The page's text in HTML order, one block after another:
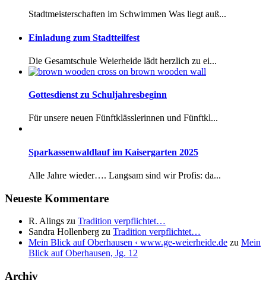
Stadtmeisterschaften im Schwimmen Was liegt auß...
Einladung zum Stadtteilfest
Die Gesamtschule Weierheide lädt herzlich zu ei...
Gottesdienst zu Schuljahresbeginn
Für unsere neuen Fünftklässlerinnen und Fünftkl...
Sparkassenwaldlauf im Kaisergarten 2025
Alle Jahre wieder…. Langsam sind wir Profis: da...
Neueste Kommentare
R. Alings zu Tradition verpflichtet…
Sandra Hollenberg zu Tradition verpflichtet…
Mein Blick auf Oberhausen ‹ www.ge-weierheide.de zu Mein
Blick auf Oberhausen, Jg. 12
Archiv